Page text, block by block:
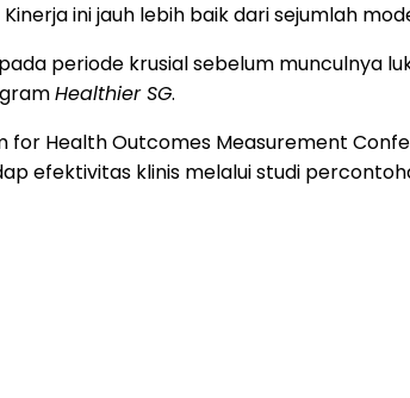
ini jauh lebih baik dari sejumlah
periode krusial sebelum munculnya
Healthier SG.
Health Outcomes Measurement
efektivitas klinis melalui studi